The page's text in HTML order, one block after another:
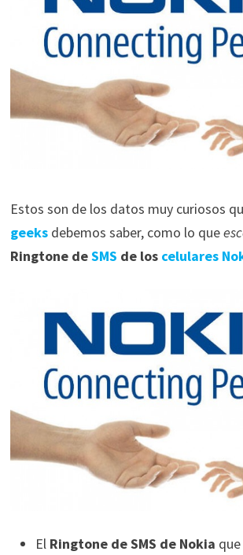
Estos son de los datos muy curiosos
geeksdebemos saber, como lo que
Ringtone deSMS de loscelulares
ElRingtone de SMS de Nokia